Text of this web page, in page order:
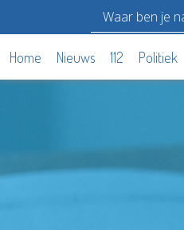
Home Nieuws 112 Politiek